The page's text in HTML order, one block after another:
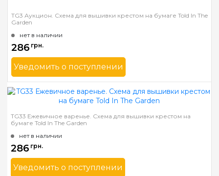
TG3 Аукцион. Схема для вышивки крестом на бумаге Told In The
Garden
нет в наличии
286 грн.
Уведомить о поступлении
Бренд
Told In The Garden
Страна-производитель
США
Зашивка
TG33 Ежевичное варенье. Схема для вышивки крестом на
бумаге Told In The Garden
нет в наличии
286 грн.
Уведомить о поступлении